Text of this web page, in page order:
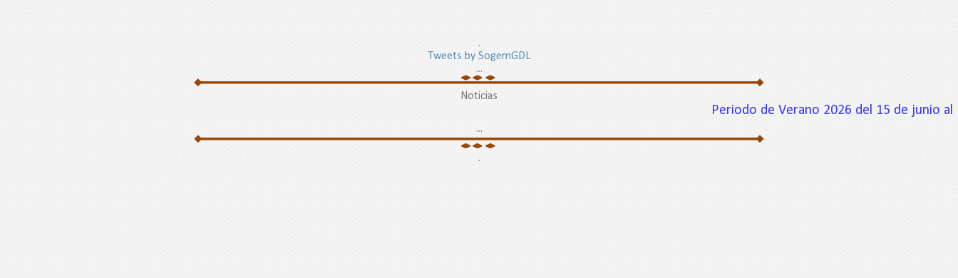
.
Tweets by SogemGDL
...
Noticias
Periodo de Verano 2026 del 15 de junio al 7
...
.